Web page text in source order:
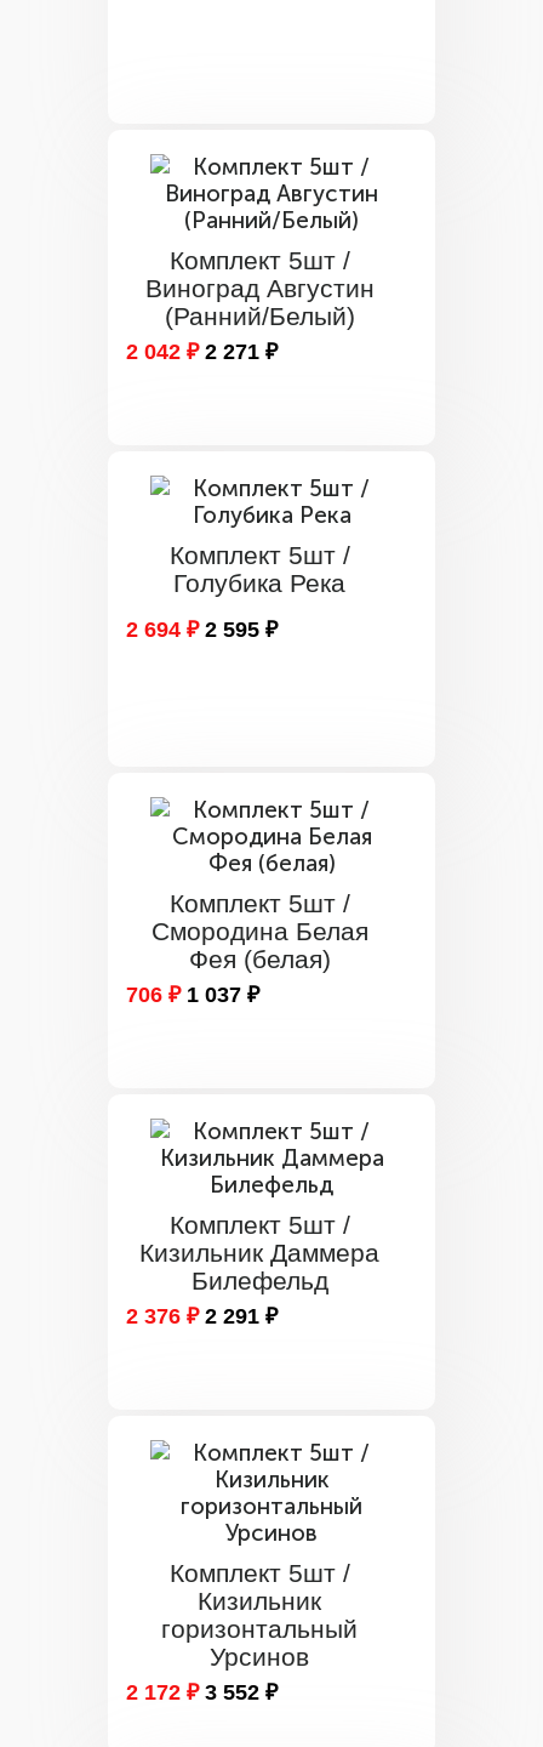
Комплект 5шт /
Виноград Августин
(Ранний/Белый)
2 042 ₽ 2 271 ₽
Комплект 5шт /
Голубика Река
2 694 ₽ 2 595 ₽
Комплект 5шт /
Смородина Белая
Фея (белая)
706 ₽ 1 037 ₽
Комплект 5шт /
Кизильник Даммера
Билефельд
2 376 ₽ 2 291 ₽
Комплект 5шт /
Кизильник
горизонтальный
Урсинов
2 172 ₽ 3 552 ₽